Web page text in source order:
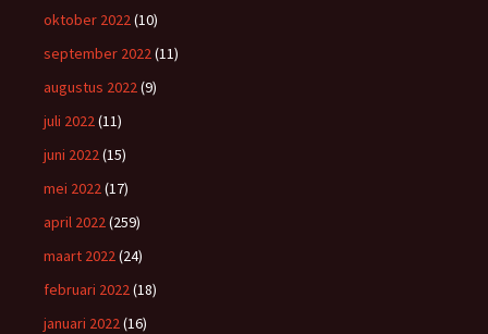
oktober 2022(10)
september 2022(11)
augustus 2022(9)
juli 2022(11)
juni 2022(15)
mei 2022(17)
april 2022(259)
maart 2022(24)
februari 2022(18)
januari 2022(16)